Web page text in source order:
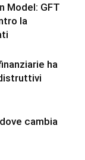
Model: GFT
la
ha
cambia